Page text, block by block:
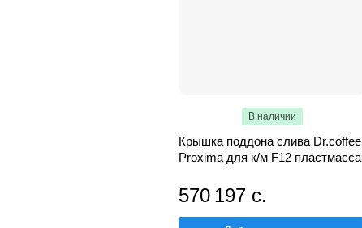
В наличии
Крышка поддона слива Dr.coffee
Proxima для к/м F12 пластмасса
570 197 с.